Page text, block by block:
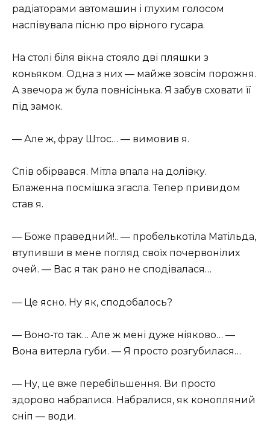
радіаторами автомашин і глухим голосом
наспівувала пісню про вірного гусара.
На столі біля вікна стояло дві пляшки з
коньяком. Одна з них — майже зовсім порожня.
А звечора ж була повнісінька. Я забув сховати її
під замок.
— Але ж, фрау Штос… — вимовив я.
Спів обірвався. Мітла впала на долівку.
Блаженна посмішка згасла. Тепер привидом
став я.
— Боже праведний!.. — пробелькотіла Матільда,
втупивши в мене погляд своїх почервонілих
очей. — Вас я так рано не сподівалася…
— Це ясно. Ну як, сподобалось?
— Воно-то так… Але ж мені дуже ніяково… —
Вона витерла губи. — Я просто розгубилася…
— Ну, це вже перебільшення. Ви просто
здорово набралися. Набралися, як конопляний
сніп — води.